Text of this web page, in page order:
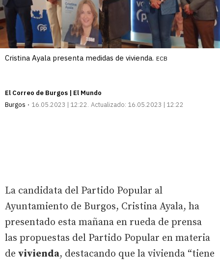
Cristina Ayala presenta medidas de vivienda. ECB
El Correo de Burgos | El Mundo
Burgos
16.05.2023 | 12:22 Actualizado: 16.05.2023 | 12:22
La candidata del Partido Popular al
Ayuntamiento de Burgos, Cristina Ayala, ha
presentado esta mañana en rueda de prensa
las propuestas del Partido Popular en materia
de vivienda, destacando que la vivienda “tiene